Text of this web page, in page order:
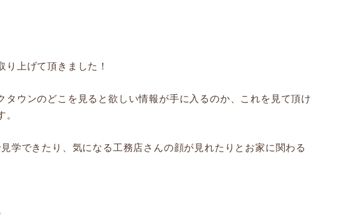
上げて頂きました！
タウンのどこを見ると欲しい情報が手に入るのか、これを見て頂け
。
学できたり、気になる工務店さんの顔が見れたりとお家に関わる